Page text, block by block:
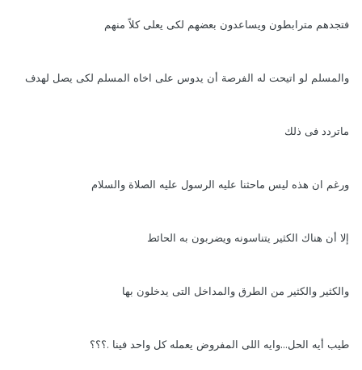
فتجدهم مترابطون ويساعدون بعضهم لكى يعلى كلاً منهم
والمسلم لو اتيحت له الفرصة أن يدوس على اخاه المسلم لكى يصل لهدف
ماتردد فى ذلك
ورغم ان هذه ليس ماحثنا عليه الرسول عليه الصلاة والسلام
إلا أن هناك الكثير يتناسونه ويضربون به الحائط
والكثير والكثير من الطرق والمداخل التى يدخلون بها
طيب أيه الحل...وايه اللى المفروض يعمله كل واحد فينا .؟؟؟